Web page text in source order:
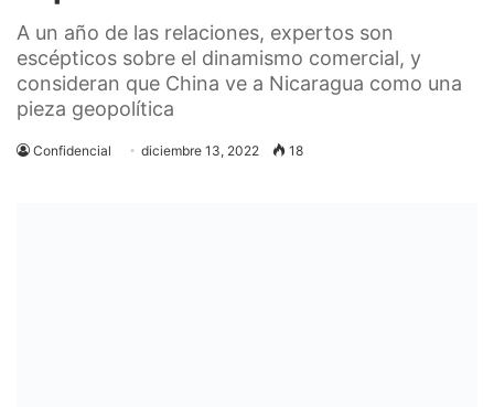
A un año de las relaciones, expertos son
escépticos sobre el dinamismo comercial, y
consideran que China ve a Nicaragua como una
pieza geopolítica
Confidencial diciembre 13, 2022 18